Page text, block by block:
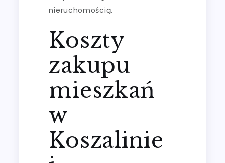
nieruchomością.
Koszty
zakupu
mieszkań
w
Koszalinie